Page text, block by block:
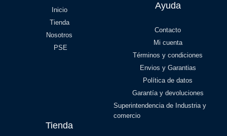
Inicio
Tienda
Nosotros
PSE
Ayuda
Contacto
Mi cuenta
Términos y condiciones
Envios y Garantias
Política de datos
Garantía y devoluciones
Superintendencia de Industria y
comercio
Tienda